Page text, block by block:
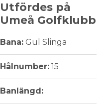
Utfördes på
Umeå Golfklubb
Bana: Gul Slinga
Hålnumber: 15
Banlängd: